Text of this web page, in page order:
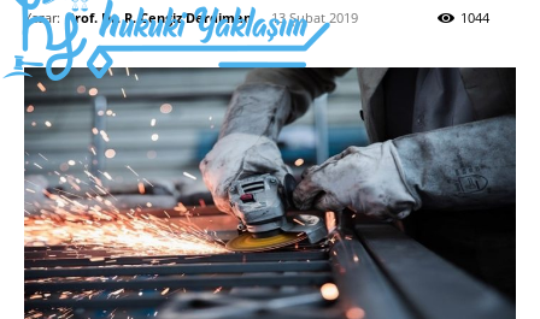
Yazar: Prof. Dr. R. Cengiz Derdiman - 13 Şubat 2019 1044